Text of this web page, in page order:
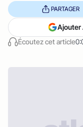
Écoutez cet article
PARTAGER
Ajouter